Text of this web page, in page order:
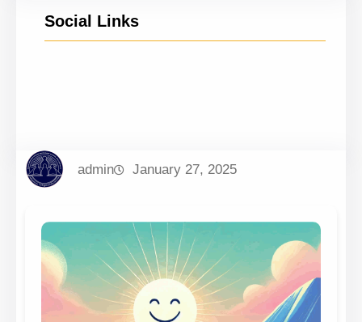
Social Links
admin January 27, 2025